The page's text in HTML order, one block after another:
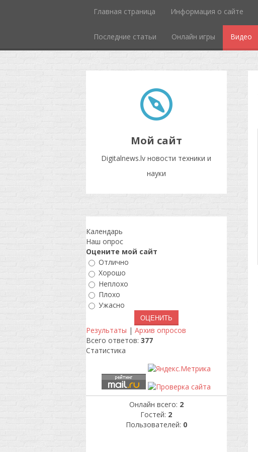
Главная страница Информация о сайте
Последние статьи Онлайн игры Видео
Мой сайт
Digitalnews.lv новости техники и
науки
Календарь
Наш опрос
Оцените мой сайт
Отлично
Хорошо
Неплохо
Плохо
Ужасно
Результаты | Архив опросов
Всего ответов: 377
Статистика
Онлайн всего: 2
Гостей: 2
Пользователей: 0